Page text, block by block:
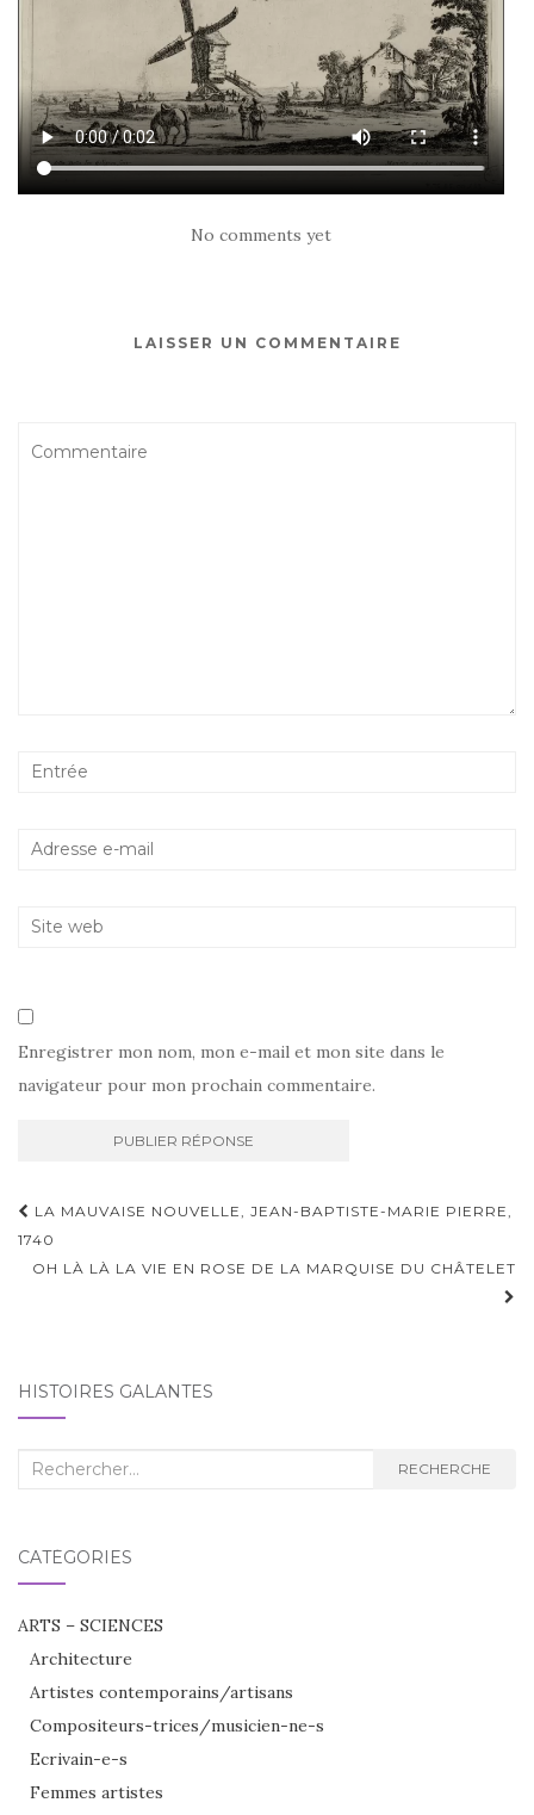
No comments yet
LAISSER UN COMMENTAIRE
Enregistrer mon nom, mon e-mail et mon site dans le
navigateur pour mon prochain commentaire.
Navigation
d'article
LA MAUVAISE NOUVELLE, JEAN-BAPTISTE-MARIE PIERRE,
1740
OH LÀ LÀ LA VIE EN ROSE DE LA MARQUISE DU CHÂTELET
HISTOIRES GALANTES
Recherche
RECHERCHE
CATÉGORIES
ARTS – SCIENCES
Architecture
Artistes contemporains/artisans
Compositeurs-trices/musicien-ne-s
Ecrivain-e-s
Femmes artistes